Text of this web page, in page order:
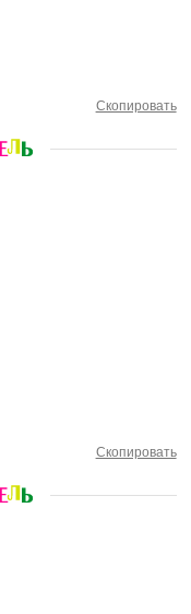
Скопировать
Скопировать